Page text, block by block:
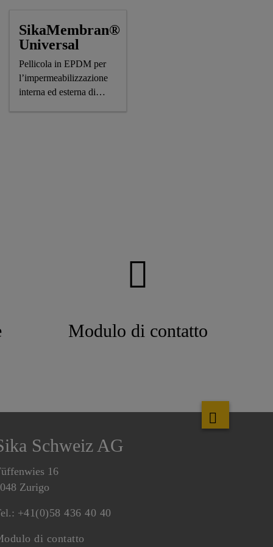
SikaMembran®
Universal
Pellicola in EPDM per
l’impermeabilizzazione
interna ed esterna di
Modulo di contatto
Schweiz AG
16
Zurigo
+41(0)58 436 40 40
di contatto